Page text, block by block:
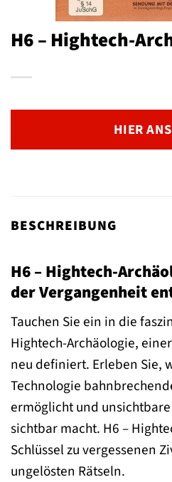
H6 – Hightech-
HIER
BESCHREIBUNG
H6 – Hightech-
der Vergangenheit
Tauchen Sie ein in die
Hightech-Archäologie,
neu definiert. Erleben Sie,
Technologie
ermöglicht und
sichtbar macht. H6 –
Schlüssel zu vergessenen
ungelösten Rätseln.